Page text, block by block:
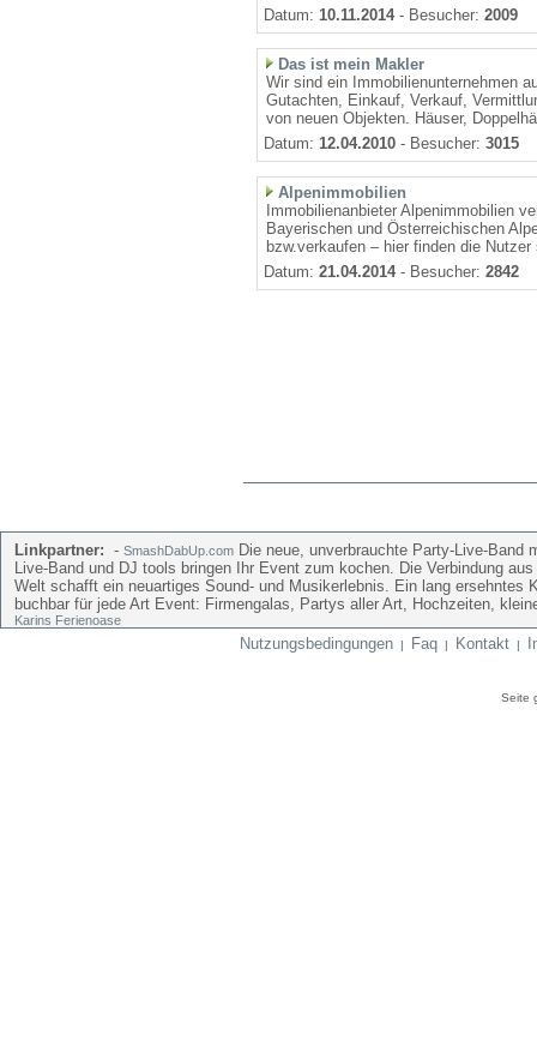
Datum: 10.11.2014- Besucher: 2009
Das ist mein Makler
Wir sind ein Immobilienunternehmen
Gutachten, Einkauf, Verkauf,
von neuen Objekten. Häuser,
Datum: 12.04.2010 - Besucher: 3015
Alpenimmobilien
Immobilienanbieter Alpenimmobilien
Bayerischen und Österreichischen
bzw.verkaufen – hier finden die
Datum: 21.04.2014- Besucher: 2842
Linkpartner: - SmashDabUp.com Die neue, unverbrauchte Party-Live-Band
Live-Band und DJ tools bringen Ihr Event zum kochen. Die Verbindung
Welt schafft ein neuartiges Sound- und Musikerlebnis. Ein lang
buchbar für jede Art Event: Firmengalas, Partys aller Art, Hochzeiten,
Karins Ferienoase
Nutzungsbedingungen | Faq | Kontakt |
Seite